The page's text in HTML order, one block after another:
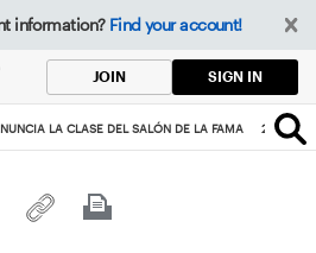
information? Find your account!
JOIN SIGN IN
LA CLASE DEL SALÓN DE LA FAMA 2017 DE